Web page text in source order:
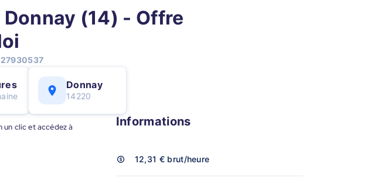
(14) - Offre
Donnay
14220
un clic et accédez à
Informations
12,31 € brut/heure